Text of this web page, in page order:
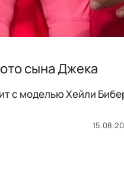
сына Джека
с моделью Хейли